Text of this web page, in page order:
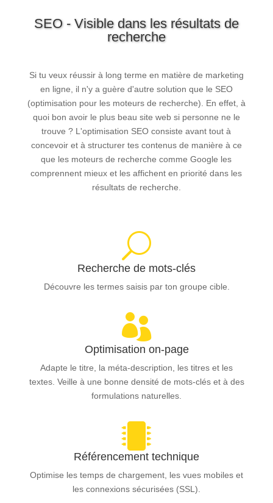
SEO - Visible dans les résultats de
recherche
Si tu veux réussir à long terme en matière de marketing
en ligne, il n'y a guère d'autre solution que le SEO
(optimisation pour les moteurs de recherche). En effet, à
quoi bon avoir le plus beau site web si personne ne le
trouve ? L'optimisation SEO consiste avant tout à
concevoir et à structurer tes contenus de manière à ce
que les moteurs de recherche comme Google les
comprennent mieux et les affichent en priorité dans les
résultats de recherche.
U
Recherche de mots-clés
Découvre les termes saisis par ton groupe cible.

Optimisation on-page
Adapte le titre, la méta-description, les titres et les
textes. Veille à une bonne densité de mots-clés et à des
formulations naturelles.

Référencement technique
Optimise les temps de chargement, les vues mobiles et
les connexions sécurisées (SSL).